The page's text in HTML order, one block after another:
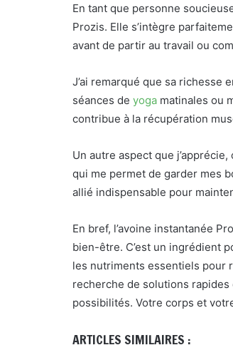
En tant que personne
Prozis. Elle s’intègre
avant de partir au travail ou
J’ai remarqué que sa richesse
séances de yoga matinales ou
contribue à la récupération
Un autre aspect que
qui me permet de garder mes
allié indispensable pour
En bref, l’avoine instantanée
bien-être. C’est un ingrédient
les nutriments essentiels pour
recherche de solutions rapides
possibilités. Votre corps et
ARTICLES SIMILAIRES :